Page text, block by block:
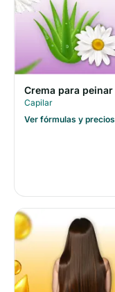
Crema para peinar
Capilar
Ver fórmulas y precios